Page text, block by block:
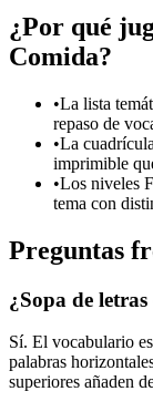
¿Por qué
Comida?
•La lista
repaso de
•La
imprimible
•Los niveles
tema con
Preguntas
¿Sopa de
Sí. El vocabulario
palabras
superiores añaden